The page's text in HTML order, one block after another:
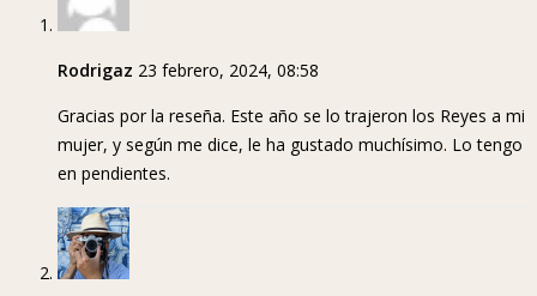
Rodrigaz 23 febrero, 2024, 08:58
Gracias por la reseña. Este año se lo trajeron los Reyes a mi
mujer, y según me dice, le ha gustado muchísimo. Lo tengo
en pendientes.